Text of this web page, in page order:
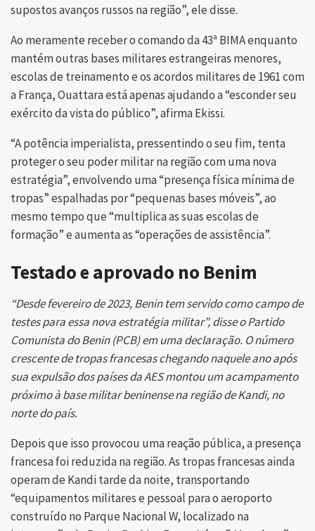
supostos avanços russos na região”, ele disse.
Ao meramente receber o comando da 43ª BIMA enquanto
mantém outras bases militares estrangeiras menores,
escolas de treinamento e os acordos militares de 1961 com
a França, Ouattara está apenas ajudando a “esconder seu
exército da vista do público”, afirma Ekissi.
“A potência imperialista, pressentindo o seu fim, tenta
proteger o seu poder militar na região com uma nova
estratégia”, envolvendo uma “presença física mínima de
tropas” espalhadas por “pequenas bases móveis”, ao
mesmo tempo que “multiplica as suas escolas de
formação” e aumenta as “operações de assistência”.
Testado e aprovado no Benim
“Desde fevereiro de 2023, Benin tem servido como campo de
testes para essa nova estratégia militar”, disse o Partido
Comunista do Benin (PCB) em uma declaração. O número
crescente de tropas francesas chegando naquele ano após
sua expulsão dos países da AES montou um acampamento
próximo à base militar beninense na região de Kandi, no
norte do país.
Depois que isso provocou uma reação pública, a presença
francesa foi reduzida na região. As tropas francesas ainda
operam de Kandi tarde da noite, transportando
“equipamentos militares e pessoal para o aeroporto
construído no Parque Nacional W, localizado na